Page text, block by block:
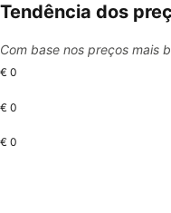
Tendência dos
Com base nos preços mais
€ 0
€ 0
€ 0